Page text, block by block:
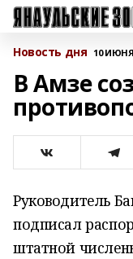
Новость дня 10 ИЮНЯ
В Амзе
Руководитель
подписал
штатной